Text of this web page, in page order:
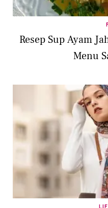
Resep Sup Ayam
Menu